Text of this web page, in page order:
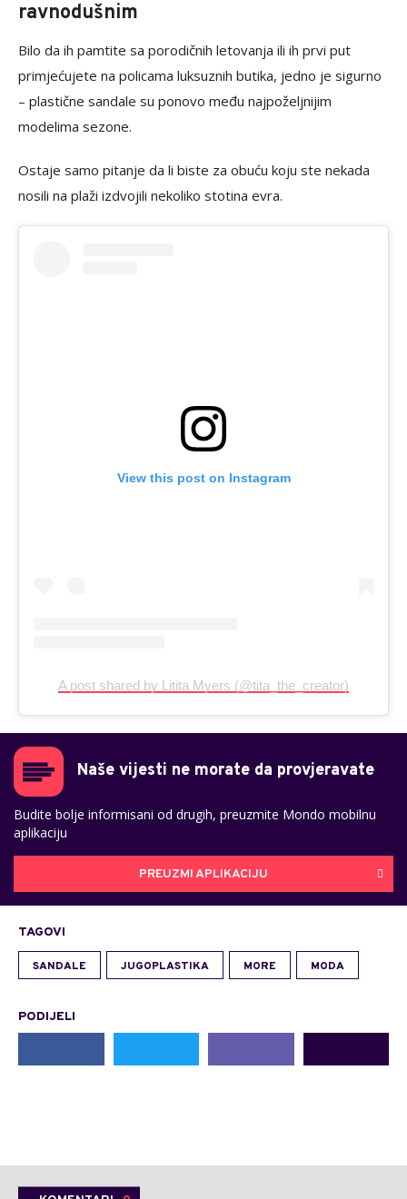
ravnodušnim
Bilo da ih pamtite sa porodičnih letovanja ili ih prvi put
primjećujete na policama luksuznih butika, jedno je sigurno
– plastične sandale su ponovo među najpoželjnijim
modelima sezone.
Ostaje samo pitanje da li biste za obuću koju ste nekada
nosili na plaži izdvojili nekoliko stotina evra.
View this post on Instagram
A post shared by Litita Myers (@tita_the_creator)
Naše vijesti ne morate da provjeravate
Budite bolje informisani od drugih, preuzmite Mondo mobilnu
aplikaciju
PREUZMI APLIKACIJU
TAGOVI
SANDALE JUGOPLASTIKA MORE MODA
PODIJELI